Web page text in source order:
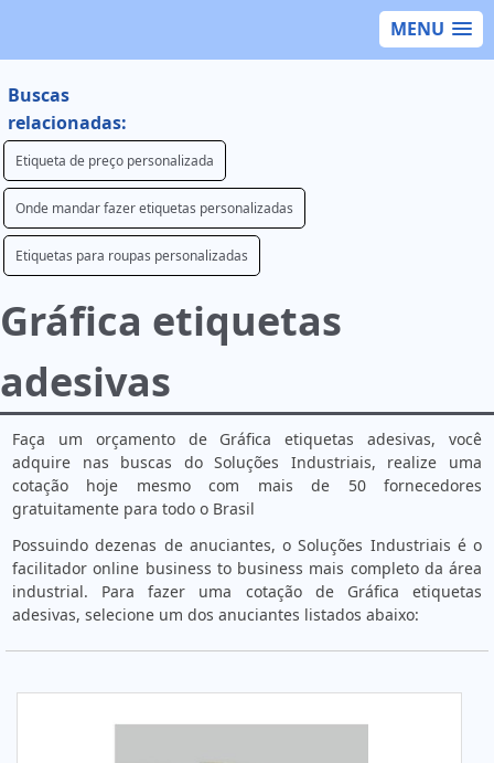
MENU
Buscas
relacionadas:
Etiqueta de preço personalizada
Onde mandar fazer etiquetas personalizadas
Etiquetas para roupas personalizadas
Gráfica etiquetas
adesivas
Faça um orçamento de Gráfica etiquetas adesivas, você
adquire nas buscas do Soluções Industriais, realize uma
cotação hoje mesmo com mais de 50 fornecedores
gratuitamente para todo o Brasil
Possuindo dezenas de anuciantes, o Soluções Industriais é o
facilitador online business to business mais completo da área
industrial. Para fazer uma cotação de Gráfica etiquetas
adesivas, selecione um dos anuciantes listados abaixo: